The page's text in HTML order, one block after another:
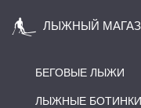
ЛЫЖНЫЙ
БЕГОВЫЕ ЛЫЖИ
ЛЫЖНЫЕ БОТИНКИ